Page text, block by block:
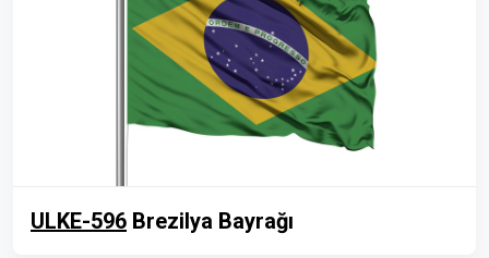
ULKE-596 Brezilya Bayrağı